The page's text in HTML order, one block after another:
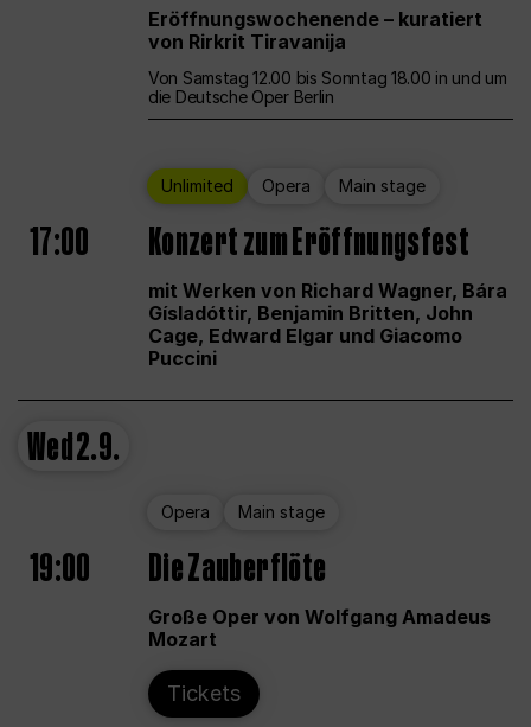
Eröffnungswochenende – kuratiert
von Rirkrit Tiravanija
Von Samstag 12.00 bis Sonntag 18.00 in und um
die Deutsche Oper Berlin
Unlimited Opera Main stage
17:00 Konzert zum Eröffnungsfest
mit Werken von Richard Wagner, Bára
Gísladóttir, Benjamin Britten, John
Cage, Edward Elgar und Giacomo
Puccini
Wed2.9.
Opera Main stage
19:00 Die Zauberflöte
Große Oper von Wolfgang Amadeus
Mozart
Tickets